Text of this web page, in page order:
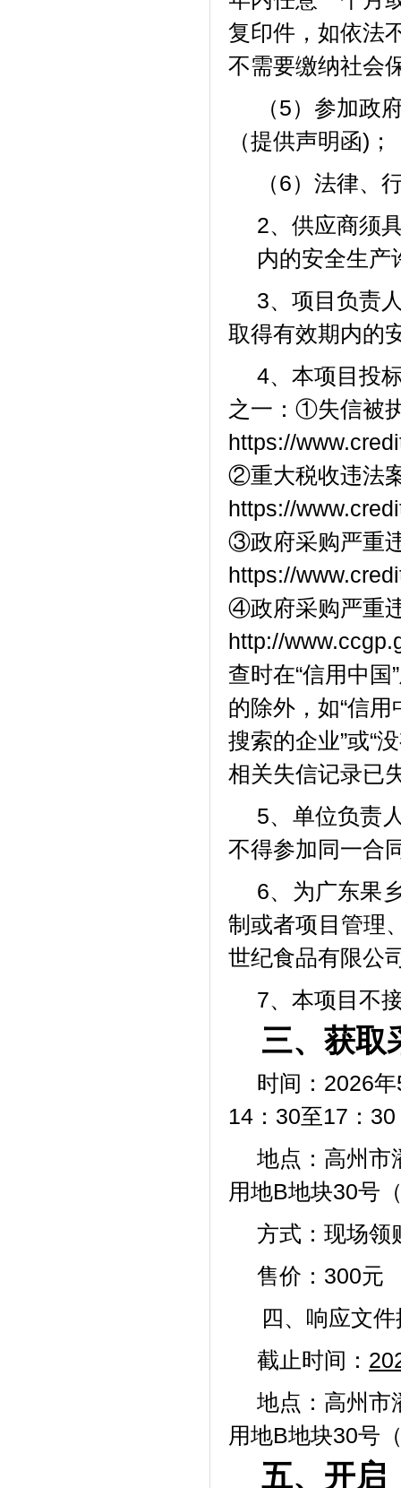
复印件，如依法
不需要缴纳社会
（5）参加政
（提供声明函)；
（6）法律、
2、供应商须
内的安全生产
3、项目负责
取得有效期内的
4、 本项目投
之一：①失信被
https://
②重大税收违法
https://
③政府采购严重
https://
④政府采购严重
http://
查时在“信用中国
的除外，如“信用
搜索的企业”或“
相关失信记录已
5、单位负责
不得参加同一合
6、为广东果
制或者项目管理
世纪食品有限公
7、本项目不
三、获取
时间：2026
14：30至17：
地点：高州市
用地B地块30号
方式：现场领
售价： 300元
四、响应文
截止时间：
地点：高州市
用地B地块30号
五、开启